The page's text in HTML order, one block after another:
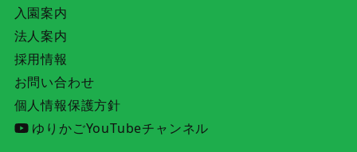
入園案内
法人案内
採用情報
お問い合わせ
個人情報保護方針
ゆりかごYouTubeチャンネル